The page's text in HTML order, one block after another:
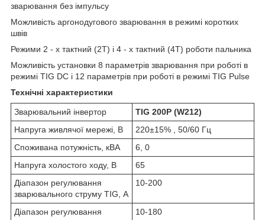
зварювання без імпульсу
Можливість аргонодугового зварювання в режимі коротких
швів
Режими 2 - х тактний (2Т) і 4 - х тактний (4Т) роботи пальника
Можливість установки 8 параметрів зварювання при роботі в
режимі TIG DC і 12 параметрів при роботі в режимі TIG Pulse
Технічні характеристики
Зварювальний інвертор TIG 200P (W212)
Напруга живлячої мережі, В
220±15% , 50/60 Гц
Споживана потужність, кВА
6, 0
Напруга холостого ходу, В
65
Діапазон регулювання
зварювального струму TIG, А
10-200
Діапазон регулювання
10-180